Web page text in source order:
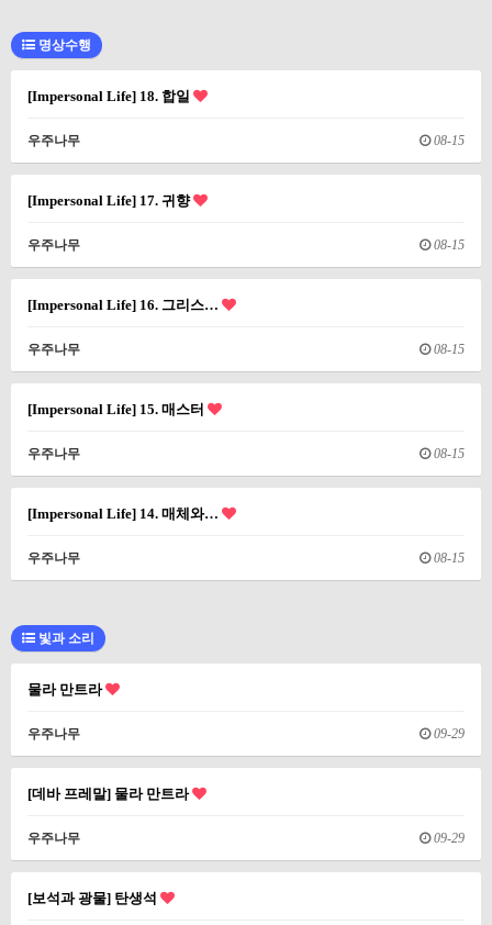
명상수행
[Impersonal Life] 18. 합일
우주나무 08-15
[Impersonal Life] 17. 귀향
우주나무 08-15
[Impersonal Life] 16. 그리스…
우주나무 08-15
[Impersonal Life] 15. 매스터
우주나무 08-15
[Impersonal Life] 14. 매체와…
우주나무 08-15
빛과 소리
물라 만트라
우주나무 09-29
[데바 프레말] 물라 만트라
우주나무 09-29
[보석과 광물] 탄생석